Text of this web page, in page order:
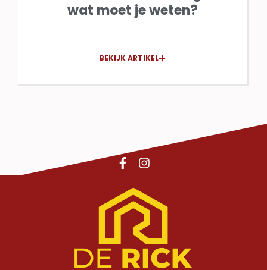
wat moet je weten?
BEKIJK ARTIKEL